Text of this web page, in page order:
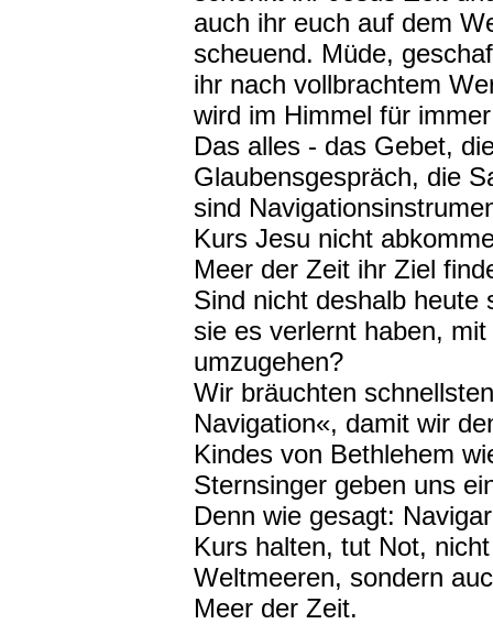
auch ihr euch auf dem
scheuend. Müde,
ihr nach vollbrachtem
wird im Himmel für
Das alles - das Gebet,
Glaubensgespräch, die
sind
Kurs Jesu nicht
Meer der Zeit ihr Ziel
Sind nicht deshalb heute
sie es verlernt haben,
umzugehen?
Wir bräuchten
Navigation«, damit wir
Kindes von Bethlehem
Sternsinger geben uns
Denn wie gesagt:
Kurs halten, tut Not,
Weltmeeren, sondern
Meer der Zeit.